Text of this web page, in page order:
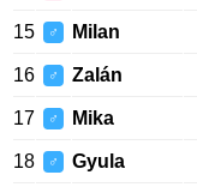
15 ♂ Milan
16 ♂ Zalán
17 ♂ Mika
18 ♂ Gyula